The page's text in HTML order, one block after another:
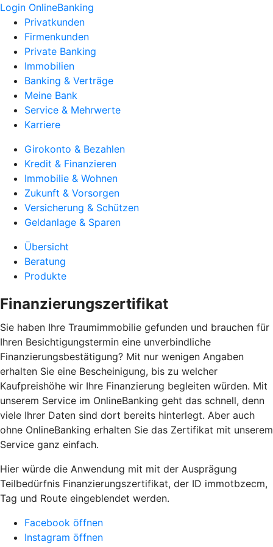
Login OnlineBanking
Privatkunden
Firmenkunden
Private Banking
Immobilien
Banking & Verträge
Meine Bank
Service & Mehrwerte
Karriere
Girokonto & Bezahlen
Kredit & Finanzieren
Immobilie & Wohnen
Zukunft & Vorsorgen
Versicherung & Schützen
Geldanlage & Sparen
Übersicht
Beratung
Produkte
Finanzierungszertifikat
Sie haben Ihre Traumimmobilie gefunden und brauchen für
Ihren Besichtigungstermin eine unverbindliche
Finanzierungsbestätigung? Mit nur wenigen Angaben
erhalten Sie eine Bescheinigung, bis zu welcher
Kaufpreishöhe wir Ihre Finanzierung begleiten würden. Mit
unserem Service im OnlineBanking geht das schnell, denn
viele Ihrer Daten sind dort bereits hinterlegt. Aber auch
ohne OnlineBanking erhalten Sie das Zertifikat mit unserem
Service ganz einfach.
Hier würde die Anwendung mit mit der Ausprägung
Teilbedürfnis Finanzierungszertifikat, der ID immotbzecm,
Tag und Route eingeblendet werden.
Facebook öffnen
Instagram öffnen